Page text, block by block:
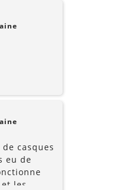
casques
eu de
les